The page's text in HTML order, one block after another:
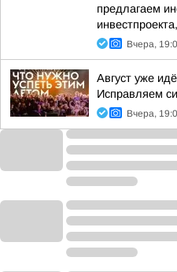
предлагаем
Вчера,
Август уже
Исправляем
Вчера,